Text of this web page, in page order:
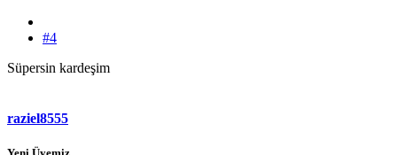
#4
Süpersin kardeşim
raziel8555